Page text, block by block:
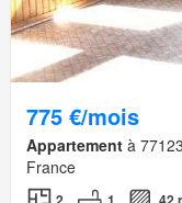
775 €/mois
Appartement à
France